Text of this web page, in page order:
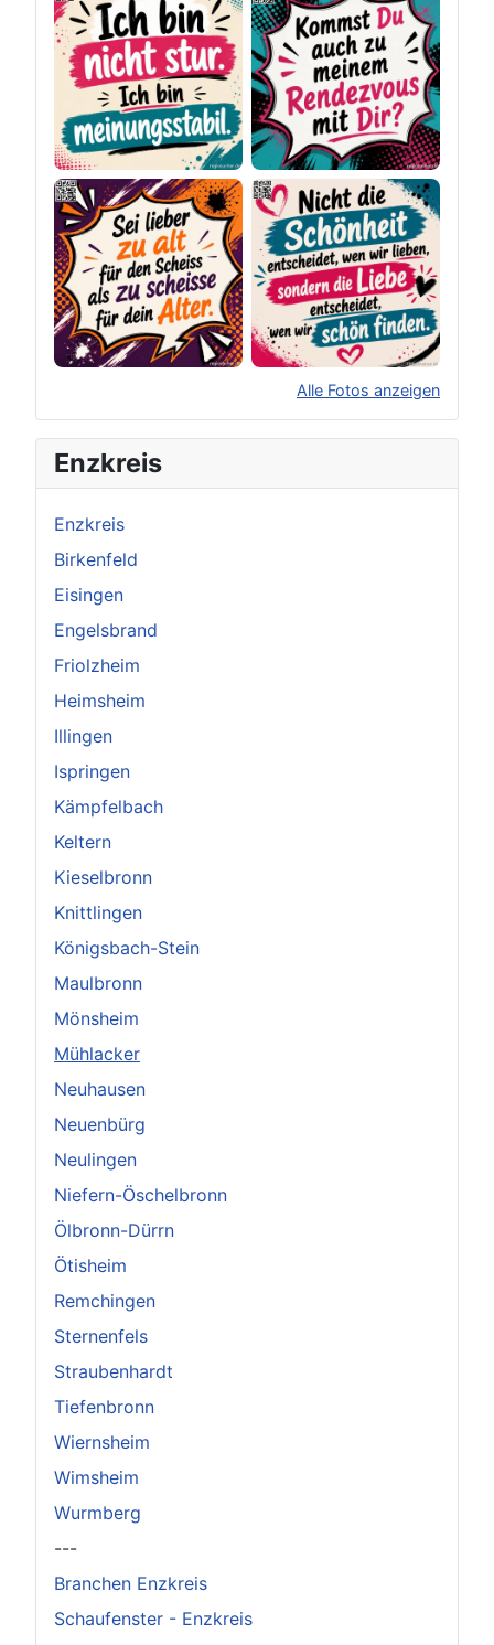
Alle Fotos anzeigen
Original herunterladen
Enzkreis
Enzkreis
Birkenfeld
Eisingen
Engelsbrand
Friolzheim
Heimsheim
Illingen
Ispringen
Kämpfelbach
Keltern
Kieselbronn
Knittlingen
Königsbach-Stein
Maulbronn
Mönsheim
Mühlacker
Neuhausen
Neuenbürg
Neulingen
Niefern-Öschelbronn
Ölbronn-Dürrn
Ötisheim
Remchingen
Sternenfels
Straubenhardt
Tiefenbronn
Wiernsheim
Wimsheim
Wurmberg
---
Branchen Enzkreis
Schaufenster - Enzkreis